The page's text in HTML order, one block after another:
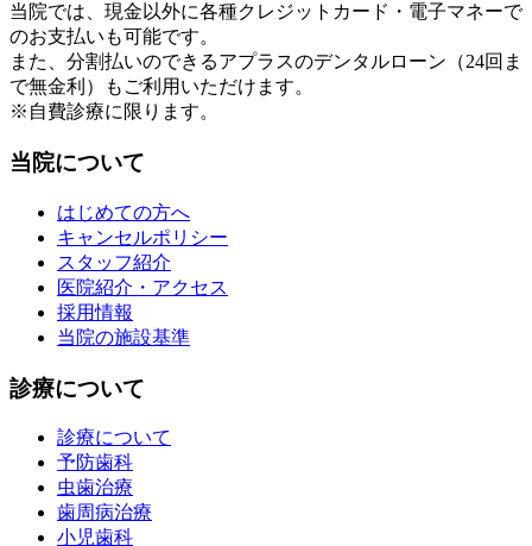
当院では、現金以外に各種クレジットカード・電子マネーで
のお支払いも可能です。
また、分割払いのできるアプラスのデンタルローン（24回ま
で無金利）もご利用いただけます。
※自費診療に限ります。
当院について
はじめての方へ
キャンセルポリシー
スタッフ紹介
医院紹介・アクセス
採用情報
当院の施設基準
診療について
診療について
予防歯科
虫歯治療
歯周病治療
小児歯科